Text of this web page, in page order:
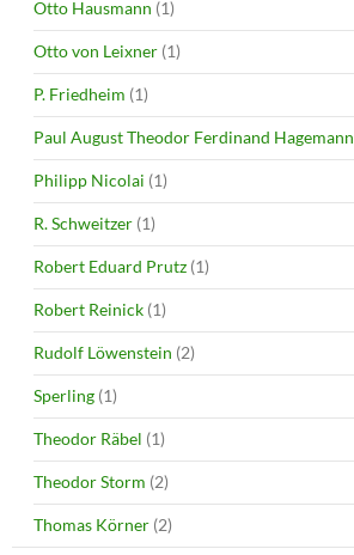
Otto Hausmann (1)
Otto von Leixner (1)
P. Friedheim (1)
Paul August Theodor Ferdinand Hagemann
Philipp Nicolai (1)
R. Schweitzer (1)
Robert Eduard Prutz (1)
Robert Reinick (1)
Rudolf Löwenstein (2)
Sperling (1)
Theodor Räbel (1)
Theodor Storm (2)
Thomas Körner (2)